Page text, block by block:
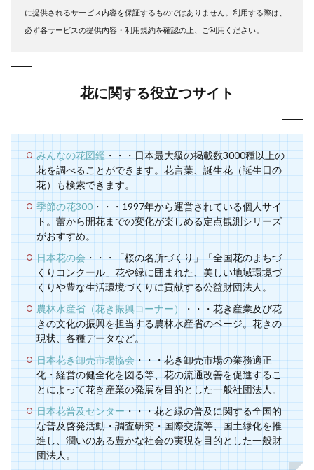
に提供されるサービス内容を保証するものではありません。利用する際は、
必ず各サービスの提供内容・利用規約を確認の上、ご利用ください。
花に関する役立つサイト
みんなの花図鑑 ・・・日本最大級の掲載数3000種以上の
花を調べることができます。花言葉、誕生花（誕生日の
花）も検索できます。
季節の花300・・・1997年から運営されている個人サイ
ト。蕾から開花までの変化が楽しめる定点観測シリーズ
がおすすめ。
日本花の会・・・「桜の名所づくり」「全国花のまちづ
くりコンクール」花や緑に囲まれた、美しい地域環境づ
くりや豊な生活環境づくりに貢献する公益財団法人。
農林水産省（花き振興コーナー）・・・花き産業及び花
きの文化の振興を担当する農林水産省のページ。花きの
現状、各種データなど。
日本花き卸売市場協会・・・花き卸売市場の業務適正
化・経営の健全化を図る等、花の流通改善を促進するこ
とによって花き産業の発展を目的とした一般社団法人。
日本花普及センター・・・花と緑の普及に関する全国的
な普及啓発活動・調査研究・国際交流等、国土緑化を推
進し、潤いのある豊かな社会の実現を目的とした一般財
団法人。